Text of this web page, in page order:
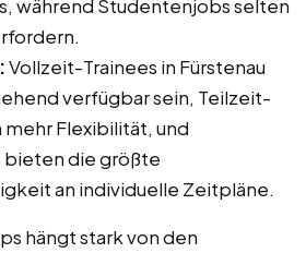
während Studentenjobs selten
Vollzeit-Trainees in Fürstenau
verfügbar sein, Teilzeit-
mehr Flexibilität, und
die größte
an individuelle Zeitpläne.
hängt stark von den